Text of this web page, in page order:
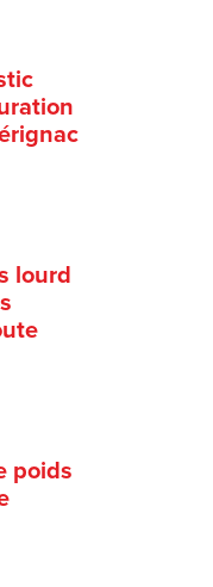
lourd
poids